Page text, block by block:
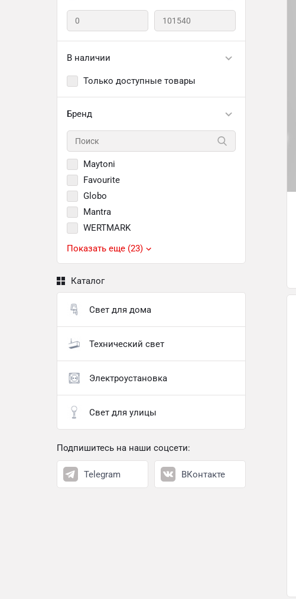
В наличии
Только доступные товары
Бренд
Maytoni
Favourite
Globo
Mantra
WERTMARK
Показать еще (23)
Каталог
Свет для дома
Технический свет
Электроустановка
Свет для улицы
Подпишитесь на наши соцсети:
Telegram ВКонтакте